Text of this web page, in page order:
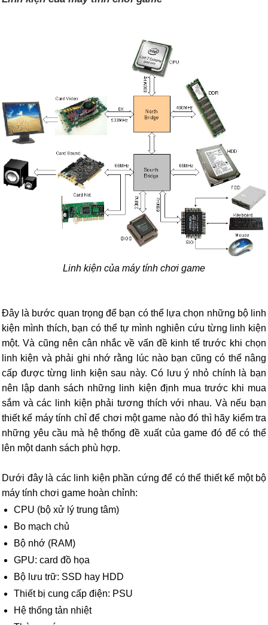
Linh kiện của máy tính chơi game
Đây là bước quan trọng để bạn có thể lựa chọn những bộ linh
kiện mình thích, bạn có thể tự mình nghiên cứu từng linh kiện
một. Và cũng nên cân nhắc về vấn đề kinh tế trước khi chọn
linh kiện và phải ghi nhớ rằng lúc nào bạn cũng có thể nâng
cấp được từng linh kiện sau này. Có lưu ý nhỏ chính là bạn
nên lập danh sách những linh kiện định mua trước khi mua
sắm và các linh kiện phải tương thích với nhau. Và nếu bạn
thiết kế máy tính chỉ để chơi một game nào đó thì hãy kiểm tra
những yêu cầu mà hệ thống đề xuất của game đó để có thể
lên một danh sách phù hợp.
Dưới đây là các linh kiện phần cứng để có thể thiết kế một bộ
máy tính chơi game hoàn chỉnh:
CPU (bộ xử lý trung tâm)
Bo mạch chủ
Bộ nhớ (RAM)
GPU: card đồ họa
Bộ lưu trữ: SSD hay HDD
Thiết bị cung cấp điện: PSU
Hệ thống tản nhiệt